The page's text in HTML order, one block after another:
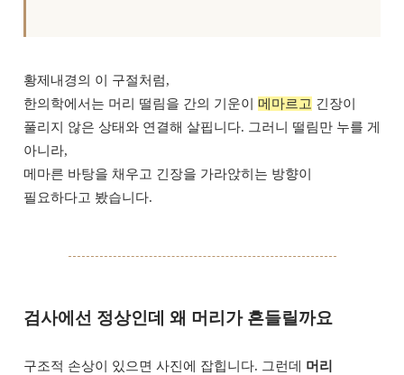
황제내경의 이 구절처럼,
한의학에서는 머리 떨림을 간의 기운이 메마르고 긴장이
풀리지 않은 상태와 연결해 살핍니다. 그러니 떨림만 누를 게
아니라,
메마른 바탕을 채우고 긴장을 가라앉히는 방향이
필요하다고 봤습니다.
검사에선 정상인데 왜 머리가 흔들릴까요
구조적 손상이 있으면 사진에 잡힙니다. 그런데 머리